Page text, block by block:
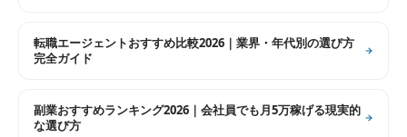
転職エージェントおすすめ比較2026｜業界・年代別の選び方
完全ガイド
副業おすすめランキング2026｜会社員でも月5万稼げる現実的
な選び方